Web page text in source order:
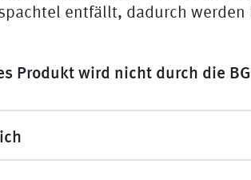
entfällt, dadurch werden
Produkt wird nicht durch die